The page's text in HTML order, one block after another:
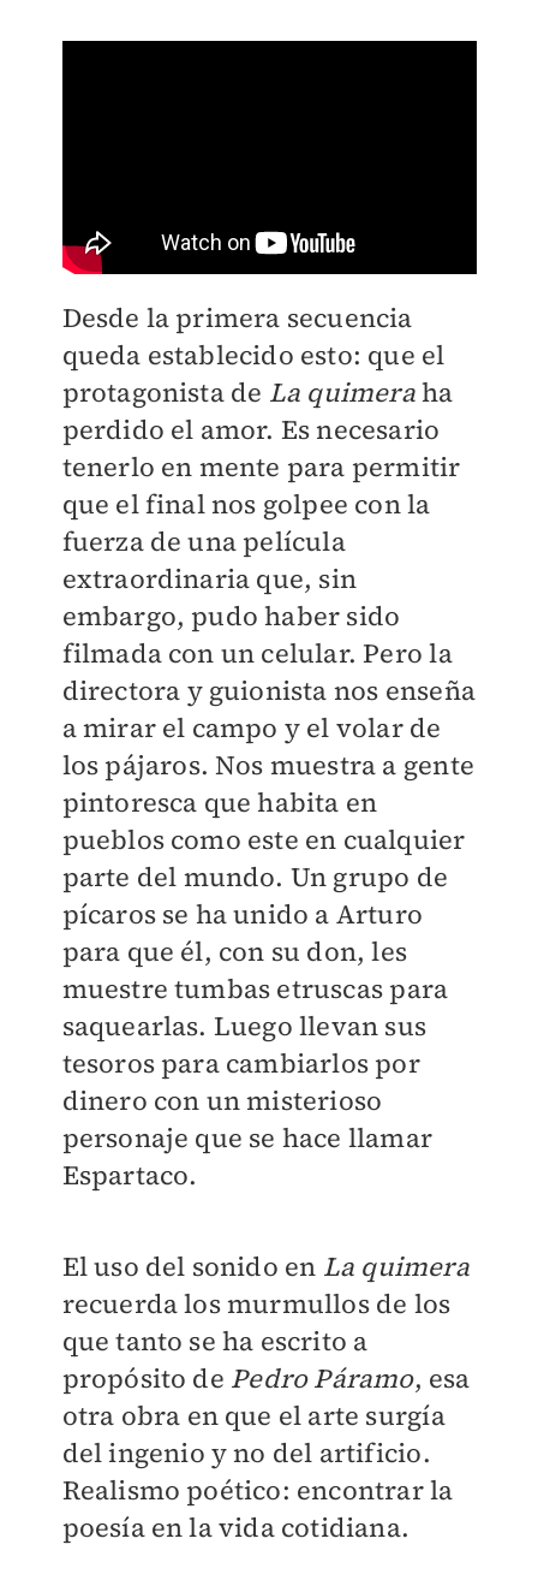
Desde la primera secuencia
queda establecido esto: que el
protagonista de La quimeraha
perdido el amor. Es necesario
tenerlo en mente para permitir
que el final nos golpee con la
fuerza de una película
extraordinaria que, sin
embargo, pudo haber sido
filmada con un celular. Pero la
directora y guionista nos enseña
a mirar el campo y el volar de
los pájaros. Nos muestra a gente
pintoresca que habita en
pueblos como este en cualquier
parte del mundo. Un grupo de
pícaros se ha unido a Arturo
para que él, con su don, les
muestre tumbas etruscas para
saquearlas. Luego llevan sus
tesoros para cambiarlos por
dinero con un misterioso
personaje que se hace llamar
Espartaco.
El uso del sonido en La quimera
recuerda los murmullos de los
que tanto se ha escrito a
propósito de Pedro Páramo, esa
otra obra en que el arte surgía
del ingenio y no del artificio.
Realismo poético: encontrar la
poesía en la vida cotidiana.